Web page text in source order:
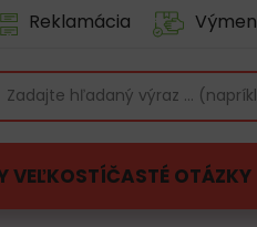
Reklamácia
VEĽKOSTÍČASTÉ OTÁZKY